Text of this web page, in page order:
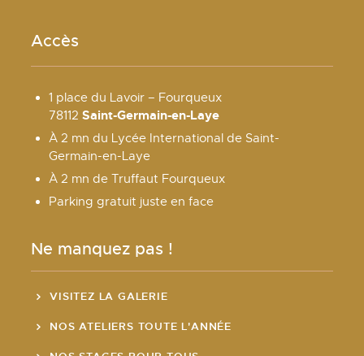
Accès
1 place du Lavoir – Fourqueux
78112Saint-Germain-en-Laye
À 2 mn du Lycée International de Saint-
Germain-en-Laye
À 2 mn de Truffaut Fourqueux
Parking gratuit juste en face
Ne manquez pas !
VISITEZ LA GALERIE
NOS ATELIERS TOUTE L'ANNÉE